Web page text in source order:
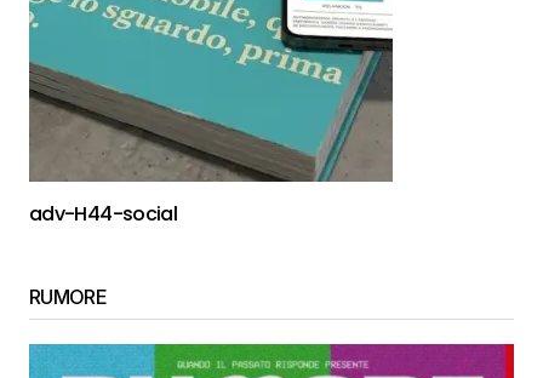
adv-H44-social
RUMORE